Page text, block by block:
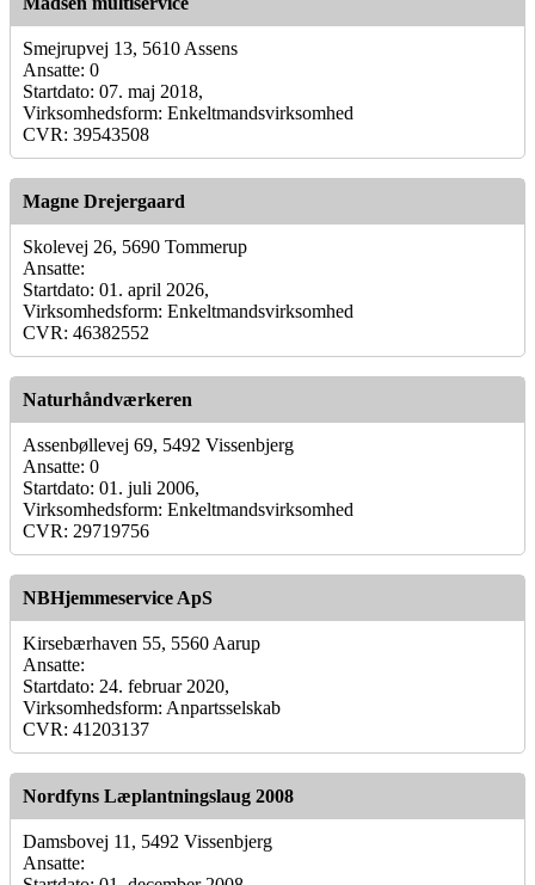
Smejrupvej 13, 5610 Assens
Ansatte: 0
Startdato: 07. maj 2018,
Virksomhedsform: Enkeltmandsvirksomhed
CVR: 39543508
Magne Drejergaard
Skolevej 26, 5690 Tommerup
Ansatte:
Startdato: 01. april 2026,
Virksomhedsform: Enkeltmandsvirksomhed
CVR: 46382552
Naturhåndværkeren
Assenbøllevej 69, 5492 Vissenbjerg
Ansatte: 0
Startdato: 01. juli 2006,
Virksomhedsform: Enkeltmandsvirksomhed
CVR: 29719756
NBHjemmeservice ApS
Kirsebærhaven 55, 5560 Aarup
Ansatte:
Startdato: 24. februar 2020,
Virksomhedsform: Anpartsselskab
CVR: 41203137
Nordfyns Læplantningslaug 2008
Damsbovej 11, 5492 Vissenbjerg
Ansatte: